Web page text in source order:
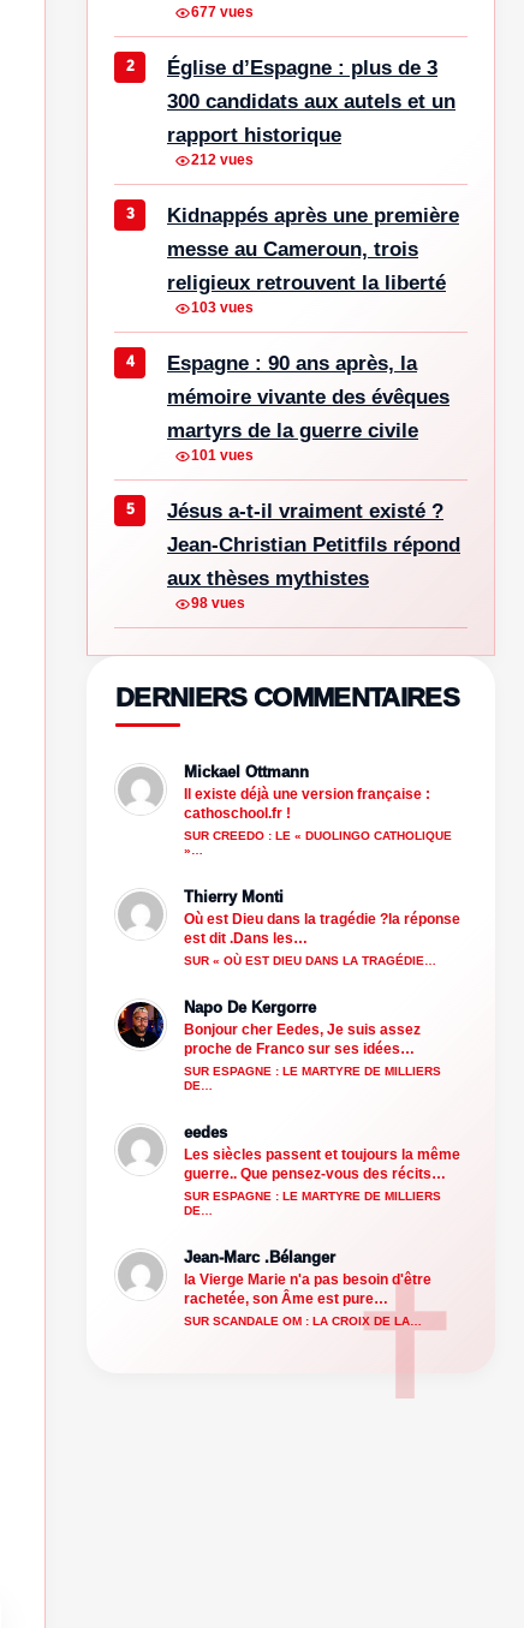
677 vues
Église d’Espagne : plus de 3
300 candidats aux autels et un
rapport historique
212 vues
Kidnappés après une première
messe au Cameroun, trois
religieux retrouvent la liberté
103 vues
Espagne : 90 ans après, la
mémoire vivante des évêques
martyrs de la guerre civile
101 vues
Jésus a-t-il vraiment existé ?
Jean-Christian Petitfils répond
aux thèses mythistes
98 vues
DERNIERS COMMENTAIRES
Mickael Ottmann
Il existe déjà une version française :
cathoschool.fr !
SUR CREEDO : LE « DUOLINGO CATHOLIQUE
»…
Thierry Monti
Où est Dieu dans la tragédie ?la réponse
est dit .Dans les…
SUR « OÙ EST DIEU DANS LA TRAGÉDIE…
Napo De Kergorre
Bonjour cher Eedes, Je suis assez
proche de Franco sur ses idées…
SUR ESPAGNE : LE MARTYRE DE MILLIERS
DE…
eedes
Les siècles passent et toujours la même
guerre.. Que pensez-vous des récits…
SUR ESPAGNE : LE MARTYRE DE MILLIERS
DE…
Jean-Marc .Bélanger
la Vierge Marie n'a pas besoin d'être
rachetée, son Âme est pure…
SUR SCANDALE OM : LA CROIX DE LA…